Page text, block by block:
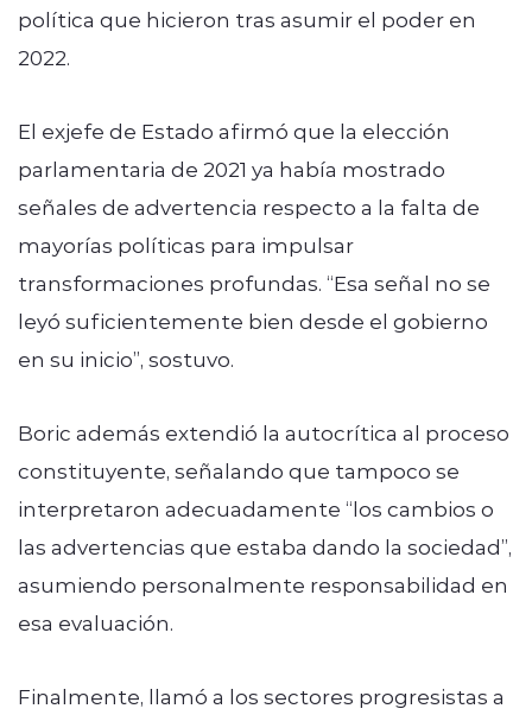
política que hicieron tras asumir el poder en
2022.
El exjefe de Estado afirmó que la elección
parlamentaria de 2021 ya había mostrado
señales de advertencia respecto a la falta de
mayorías políticas para impulsar
transformaciones profundas. “Esa señal no se
leyó suficientemente bien desde el gobierno
en su inicio”, sostuvo.
Boric además extendió la autocrítica al proceso
constituyente, señalando que tampoco se
interpretaron adecuadamente “los cambios o
las advertencias que estaba dando la sociedad”,
asumiendo personalmente responsabilidad en
esa evaluación.
Finalmente, llamó a los sectores progresistas a